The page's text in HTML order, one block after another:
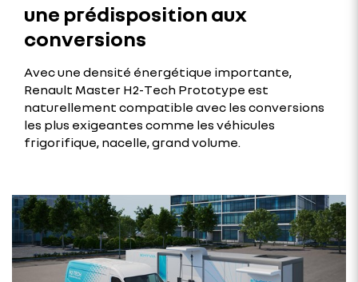
une prédisposition aux
conversions
Avec une densité énergétique importante,
Renault Master H2-Tech Prototype est
naturellement compatible avec les conversions
les plus exigeantes comme les véhicules
frigorifique, nacelle, grand volume.